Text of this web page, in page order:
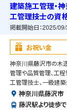
建築施工管理・
工管理技士の資
能
掲載開始日：2025/
お祝い金
神奈川県藤沢市の木
管理や品質管理、工
工管理技士、一級建築
神奈川県藤沢市
藤沢駅より徒歩